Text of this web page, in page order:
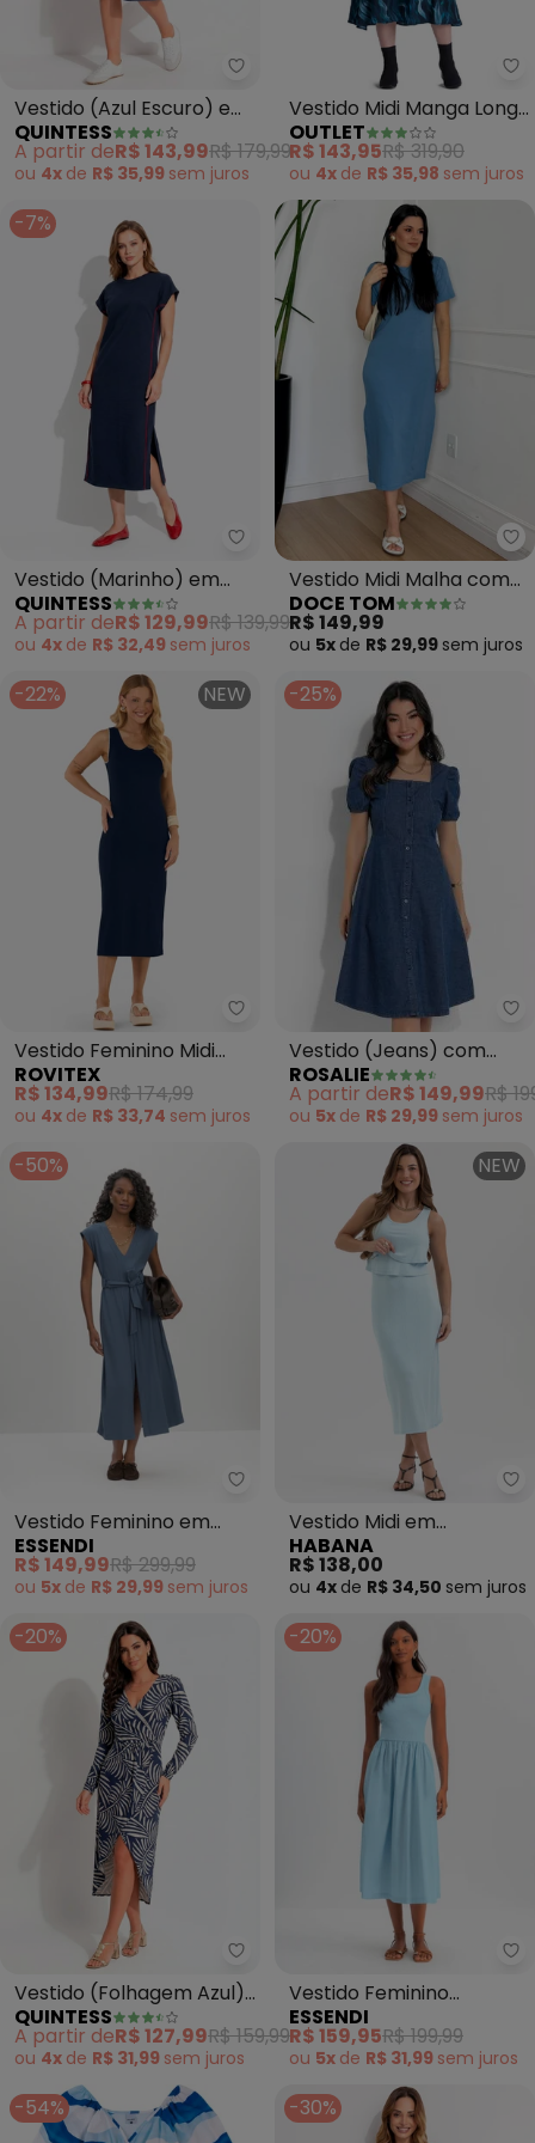
Quintess - Vestido (Azul
Vestido (Azul Escuro) em
Jeans
QUINTESS
A partir deR$ 143,99R$ 179,99
ou 4x de R$ 35,99 sem juros
Vestido Midi Manga Longa
Feminino (Azul)
OUTLET
R$ 143,95R$ 319,90
ou 4x de R$ 35,98 sem juros
-7%
Quintess - Vestido (Marinho)
Vestido (Marinho) em
Moletom
QUINTESS
A partir deR$ 129,99R$ 139,99
ou 4x de R$ 32,49 sem juros
Vestido Midi Malha com
Fenda Lateral (Azul)
DOCE TOM
R$ 149,99
ou 5x de R$ 29,99 sem juros
-22% NEW
Rovitex - Vestido Feminino
Vestido Feminino Midi
Molecotton (Azul)
ROVITEX
R$ 134,99R$ 174,99
ou 4x de R$ 33,74 sem juros
-25%
Vestido (Jeans) com
Botões Moda Evangélica
ROSALIE
A partir deR$ 149,99R$
ou 5x de R$ 29,99 sem juros
-50%
Essendi - Vestido Feminino em
Vestido Feminino em
Malha Comfort (Azul)
ESSENDI
R$ 149,99R$ 299,99
ou 5x de R$ 29,99 sem juros
NEW
Vestido Midi em
HABANA
R$ 138,00
ou 4x de R$ 34,50 sem juros
-20%
Quintess - Vestido (Folhagem
Vestido (Folhagem Azul)
em Malha de Viscose
QUINTESS
A partir deR$ 127,99R$ 159,99
ou 4x de R$ 31,99 sem juros
-20%
Vestido Feminino
Canelado (Azul)
ESSENDI
R$ 159,95R$ 199,99
ou 5x de R$ 31,99 sem juros
-54% -30%